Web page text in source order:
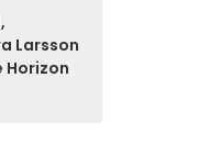
Larsson
Horizon